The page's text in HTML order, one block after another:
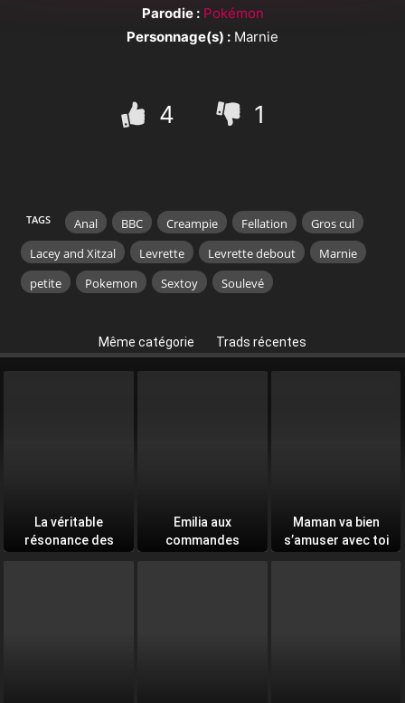
Parodie : Pokémon
Personnage(s) : Marnie
4 1
TAGS Anal BBC Creampie Fellation
Gros cul
Lacey and Xitzal
Levrette Levrette debout
Marnie
petite
Pokemon Sextoy Soulevé
Même catégorie Trads récentes
La véritable
résonance des
Emilia aux
commandes
Maman va bien
s’amuser avec toi